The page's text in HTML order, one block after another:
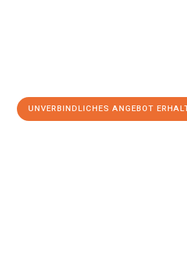
UNVERBINDLICHES ANGEBOT